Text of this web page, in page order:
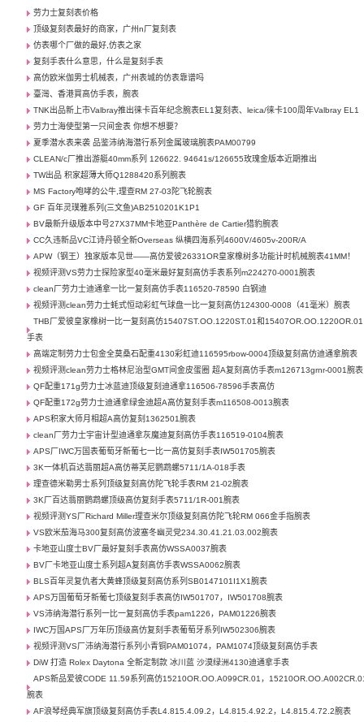
劳力士复刻表价格
顶级复刻表最好的商家，广州n厂复刻表
仿表哪个厂做的最好,仿表之家
复刻手表什么意思，什么是复刻手表
高仿欧米伽男士机械表，广州表城的仿表靠谱吗
臺灣、香港買高仿手表，腕表
TNK出品新上市Valbray推出徕卡百年纪念腕表EL1复刻表、leica/徕卡100周年Valbray EL1
劳力士海使型第一只间金表 你想不想要？
夏季潜水表来袭 品鉴沛纳海潜行系列金属玻璃腕表PAM00799
CLEAN/c厂推出游艇40mm系列 126622. 94641s/126655玫瑰金版本近期推出
TW出品 积家超薄大师Q1288420系列腕表
MS Factory咆哮的公牛,理查RM 27-03陀飞轮腕表
GF 百年灵璞雅系列(三文鱼)AB2510201K1P1
BV最新升级版本中号27X37MM卡地亚Panthère de Cartier猎豹腕表
CC久违新品VC江诗丹顿全新Overseas 纵横四海系列4600V/4605v-200R/A
APW（钢王）独家版本见世——高仿爱彼26331OR皇家橡树多功能计时机械腕表41MM！
视频评测VS劳力士探险家型40毫米最好复刻高仿手表系列m224270-0001腕表
clean厂劳力士迪通拿一比一复刻高仿手表116520-78590 白钢迪
视频评测clean劳力士蚝式恒动彩虹气球盘一比一复刻高仿124300-0008（41毫米）腕表
THB厂爱彼皇家橡树一比一复刻高仿15407ST.OO.1220ST.01和15407OR.OO.1220OR.01
手表
高端定制劳力士包金全莫桑石配重4130彩虹迪116595rbow-0004顶级复刻高仿迪通拿腕表
视频评测clean劳力士格林尼治型GMT间金皮蛋圈 超A复刻高仿手表m126713grnr-0001腕表
QF配重171g劳力士冰蓝迪顶级复刻迪通拿116506-78596手表高仿
QF配重172g劳力士迪通拿绿金迪超A高仿复刻手表m116508-0013腕表
APS积家大师月相超A高仿复刻1362501腕表
clean厂劳力士宇宙计型迪通拿灰魔迪复刻高仿手表116519-0104腕表
APS厂IWC万国表葡萄牙新葡七一比一高仿复刻手表IW501705腕表
3K一体机百达翡丽超A高仿蒂芙尼鹦鹉螺5711/1A-018手表
理查德米勒男士系列顶级复刻高仿陀飞轮手表RM 21-02腕表
3K厂百达翡丽鹦鹉螺顶级高仿复刻手表5711/1R-001腕表
视频评测YS厂Richard Miller理查米尔顶级复刻高仿陀飞轮RM 066金手指腕表
VS欧米茄海马300复刻高仿波塞冬幽灵党234.30.41.21.03.002腕表
卡地亚山度士BV厂最好复刻手表高仿WSSA0037腕表
BV厂卡地亚山度士系列超A复刻高仿手表WSSA0062腕表
BLS百年灵复仇者大黄蜂顶级复刻高仿系列SB0147101I1X1腕表
APS万国葡萄牙新葡七顶级复刻手表高仿IW501707，IW501708腕表
VS沛纳海潜行系列一比一复刻高仿手表pam1226，PAM01226腕表
IWC万国APS厂万年历顶级高仿复刻手表葡萄牙系列IW502306腕表
视频评测VS厂沛纳海潜行系列小青铜PAM01074，PAM1074顶级复刻高仿手表
DiW 打造 Rolex Daytona 全新定制款 冰川蓝 沙漠绿洲4130迪通拿手表
APS新品爱彼CODE 11.59系列高仿15210OR.OO.A099CR.01，
腕表
AF浪琴经典军旗顶级复刻高仿手表L4.815.4.09.2，L4.815.4.92.2，L4.815.4.72.2腕表